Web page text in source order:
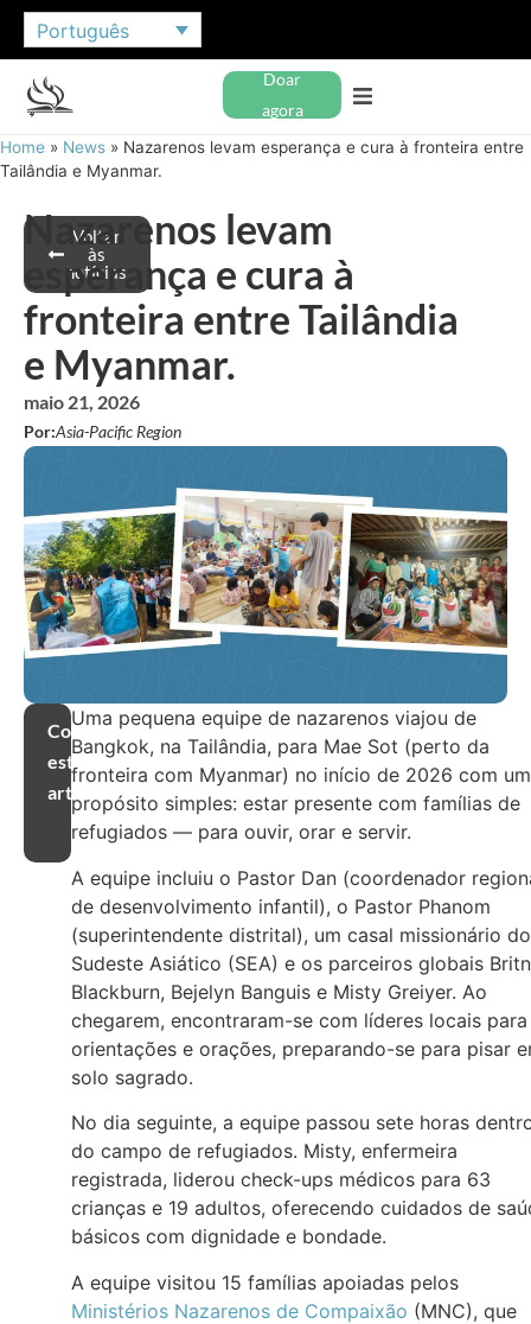
Português
Doar
agora
Home » News » Nazarenos levam esperança e cura à fronteira entre
Tailândia e Myanmar.
Voltar
às
notícias
Nazarenos levam
esperança e cura à
fronteira entre Tailândia
e Myanmar.
maio 21, 2026
Por:Asia-Pacific Region
Compartilhar
este
artigo
Uma pequena equipe de nazarenos viajou de
Bangkok, na Tailândia, para Mae Sot (perto da
fronteira com Myanmar) no início de 2026 com um
propósito simples: estar presente com famílias de
refugiados — para ouvir, orar e servir.
A equipe incluiu o Pastor Dan (coordenador
de desenvolvimento infantil), o Pastor Phanom
(superintendente distrital), um casal missionário do
Sudeste Asiático (SEA) e os parceiros globais
Blackburn, Bejelyn Banguis e Misty Greiyer. Ao
chegarem, encontraram-se com líderes locais para
orientações e orações, preparando-se para pisar
solo sagrado.
No dia seguinte, a equipe passou sete horas
do campo de refugiados. Misty, enfermeira
registrada, liderou check-ups médicos para 63
crianças e 19 adultos, oferecendo cuidados de
básicos com dignidade e bondade.
A equipe visitou 15 famílias apoiadas pelos
Ministérios Nazarenos de Compaixão (MNC), que